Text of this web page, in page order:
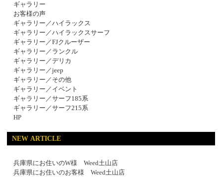
ギャラリー
お客様の声
ギャラリー／ハイラックス
ギャラリー／ハイラックスサーフ
ギャラリー／FJクルーザー
ギャラリー／ランクル
ギャラリー／デリカ
ギャラリー／jeep
ギャラリー／その他
ギャラリー／イベント
ギャラリー／サーフ185系
ギャラリー／サーフ215系
HP
NEW ARTICLE
兵庫県にお住いのW様 Weed土山店
兵庫県にお住いのお客様 Weed土山店